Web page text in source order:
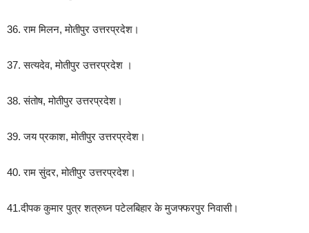
36. राम मिलन, मोतीपुर उत्तरप्रदेश।
37. सत्यदेव, मोतीपुर उत्तरप्रदेश ।
38. संतोष, मोतीपुर उत्तरप्रदेश।
39. जय प्रकाश, मोतीपुर उत्तरप्रदेश।
40. राम सुंदर, मोतीपुर उत्तरप्रदेश।
41.दीपक कुमार पुत्र शत्रुघ्न पटेलबिहार के मुजफ्फरपुर निवासी।